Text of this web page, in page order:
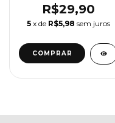
R$29,90
5 x de R$5,98 sem juros